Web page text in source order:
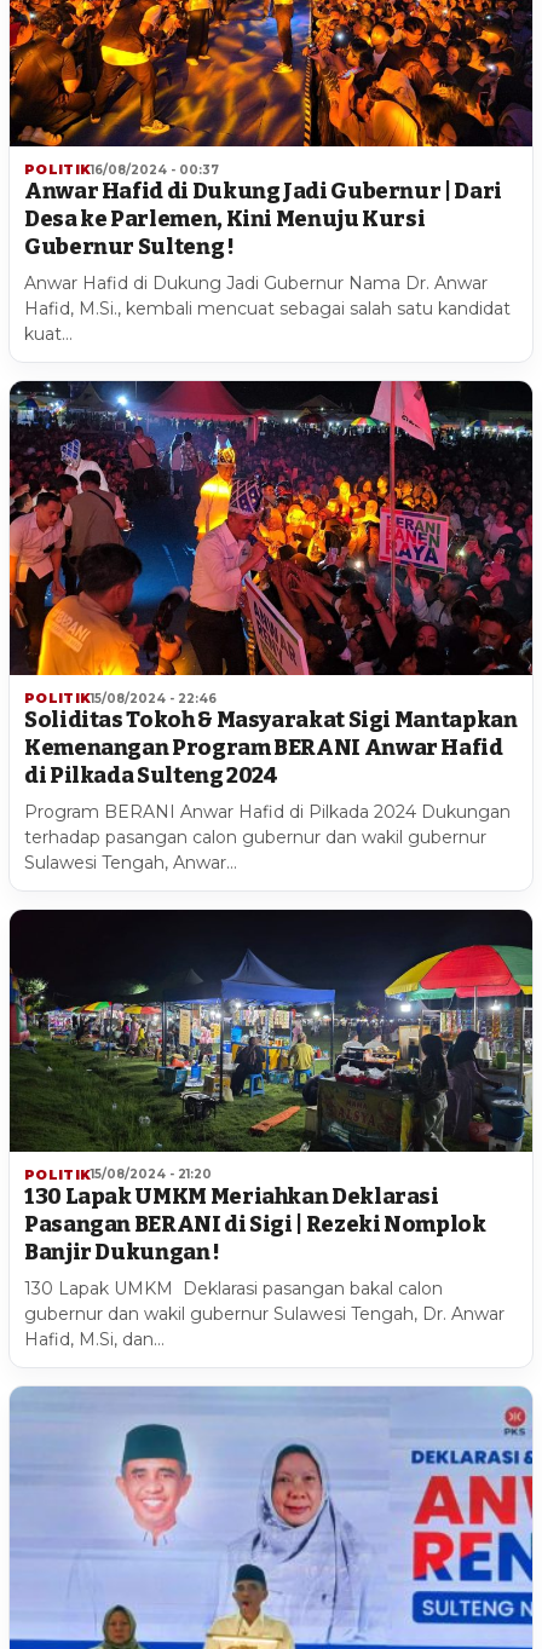
POLITIK16/08/2024 - 00:37
Anwar Hafid di Dukung Jadi Gubernur | Dari
Desa ke Parlemen, Kini Menuju Kursi
Gubernur Sulteng !
Anwar Hafid di Dukung Jadi Gubernur Nama Dr. Anwar
Hafid, M.Si., kembali mencuat sebagai salah satu kandidat
kuat…
POLITIK15/08/2024 - 22:46
Soliditas Tokoh & Masyarakat Sigi Mantapkan
Kemenangan Program BERANI Anwar Hafid
di Pilkada Sulteng 2024
Program BERANI Anwar Hafid di Pilkada 2024 Dukungan
terhadap pasangan calon gubernur dan wakil gubernur
Sulawesi Tengah, Anwar…
POLITIK15/08/2024 - 21:20
130 Lapak UMKM Meriahkan Deklarasi
Pasangan BERANI di Sigi | Rezeki Nomplok
Banjir Dukungan !
130 Lapak UMKM Deklarasi pasangan bakal calon
gubernur dan wakil gubernur Sulawesi Tengah, Dr. Anwar
Hafid, M.Si, dan…